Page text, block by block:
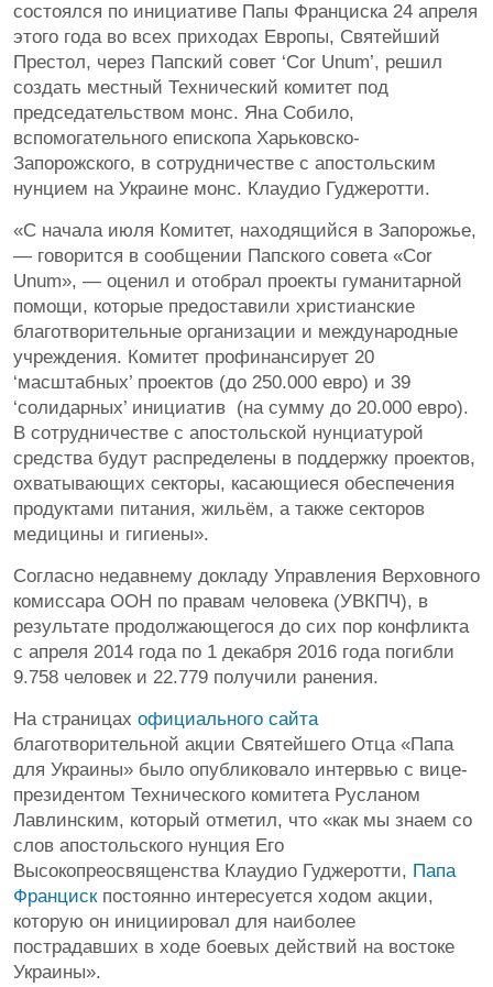
состоялся по инициативе Папы Франциска 24 апреля
этого года во всех приходах Европы, Святейший
Престол, через Папский совет ‘Cor Unum’, решил
создать местный Технический комитет под
председательством монс. Яна Собило,
вспомогательного епископа Харьковско-
Запорожского, в сотрудничестве с апостольским
нунцием на Украине монс. Клаудио Гуджеротти.
«С начала июля Комитет, находящийся в Запорожье,
— говорится в сообщении Папского совета «Cor
Unum», — оценил и отобрал проекты гуманитарной
помощи, которые предоставили христианские
благотворительные организации и международные
учреждения. Комитет профинансирует 20
‘масштабных’ проектов (до 250.000 евро) и 39
‘солидарных’ инициатив (на сумму до 20.000 евро).
В сотрудничестве с апостольской нунциатурой
средства будут распределены в поддержку проектов,
охватывающих секторы, касающиеся обеспечения
продуктами питания, жильём, а также секторов
медицины и гигиены».
Согласно недавнему докладу Управления Верховного
комиссара ООН по правам человека (УВКПЧ), в
результате продолжающегося до сих пор конфликта
с апреля 2014 года по 1 декабря 2016 года погибли
9.758 человек и 22.779 получили ранения.
На страницах официального сайта
благотворительной акции Святейшего Отца «Папа
для Украины» было опубликовало интервью с вице-
президентом Технического комитета Русланом
Лавлинским, который отметил, что «как мы знаем со
слов апостольского нунция Его
Высокопреосвященства Клаудио Гуджеротти, Папа
Францискпостоянно интересуется ходом акции,
которую он инициировал для наиболее
пострадавших в ходе боевых действий на востоке
Украины».